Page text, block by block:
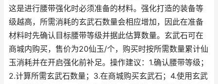
这是进行腰带强化时必须准备的材料。强化打造的装备等
级越高，所需消耗的玄武石数量会相应增加，因此在准备
材料时先确认目标腰带等级并据此估算数量。玄武石可在
商城内购买，售价为20仙玉/个，购买时按所需数量累计仙
玉消耗并在开启强化前补足。操作建议：1.确认腰带等级；
2.计算所需玄武石数量；3.在商城购买玄武石；4.使用玄武